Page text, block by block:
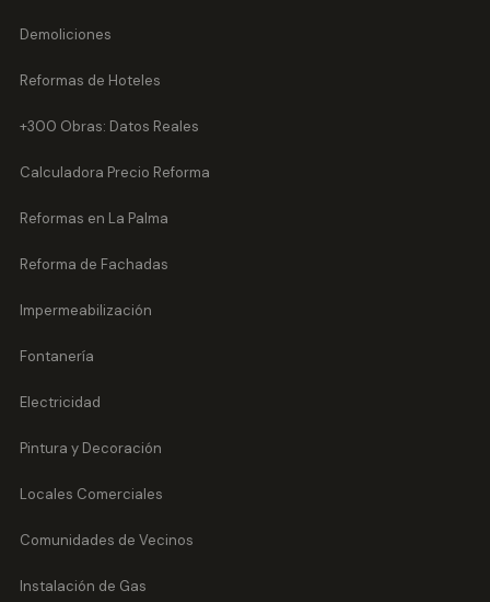
Demoliciones
Reformas de Hoteles
+300 Obras: Datos Reales
Calculadora Precio Reforma
Reformas en La Palma
Reforma de Fachadas
Impermeabilización
Fontanería
Electricidad
Pintura y Decoración
Locales Comerciales
Comunidades de Vecinos
Instalación de Gas